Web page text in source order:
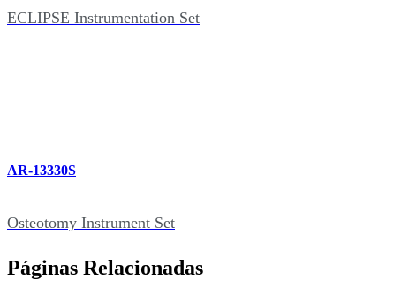
ECLIPSE Instrumentation Set
AR-13330S
Osteotomy Instrument Set
Páginas Relacionadas